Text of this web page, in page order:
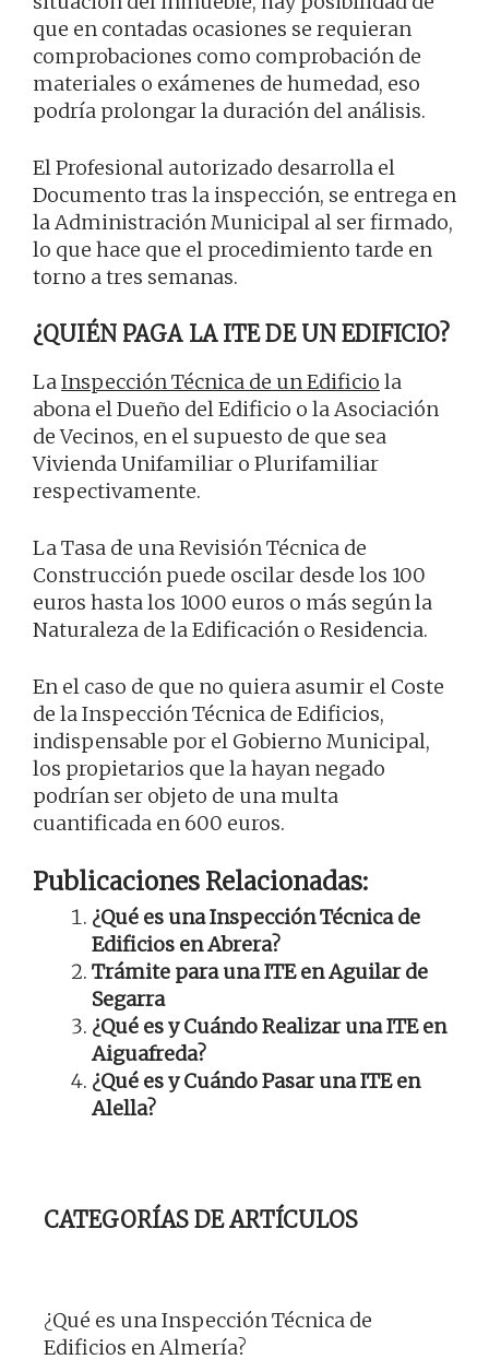
que en contadas ocasiones se requieran
comprobaciones como comprobación de
materiales o exámenes de humedad, eso
podría prolongar la duración del análisis.
El Profesional autorizado desarrolla el
Documento tras la inspección, se entrega en
la Administración Municipal al ser firmado,
lo que hace que el procedimiento tarde en
torno a tres semanas.
¿QUIÉN PAGA LA ITE DE UN EDIFICIO?
LaInspección Técnica de un Edificio la
abona el Dueño del Edificio o la Asociación
de Vecinos, en el supuesto de que sea
Vivienda Unifamiliar o Plurifamiliar
respectivamente.
La Tasa de una Revisión Técnica de
Construcción puede oscilar desde los 100
euros hasta los 1000 euros o más según la
Naturaleza de la Edificación o Residencia.
En el caso de que no quiera asumir el Coste
de la Inspección Técnica de Edificios,
indispensable por el Gobierno Municipal,
los propietarios que la hayan negado
podrían ser objeto de una multa
cuantificada en 600 euros.
Publicaciones Relacionadas:
¿Qué es una Inspección Técnica de
Edificios en Abrera?
Trámite para una ITE en Aguilar de
Segarra
¿Qué es y Cuándo Realizar una ITE en
Aiguafreda?
¿Qué es y Cuándo Pasar una ITE en
Alella?
CATEGORÍAS DE ARTÍCULOS
¿Qué es una Inspección Técnica de
Edificios en Almería?